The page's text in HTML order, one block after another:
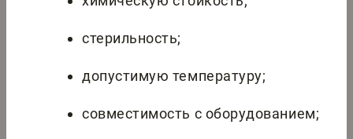
стерильность;
допустимую температуру;
совместимость с оборудованием;